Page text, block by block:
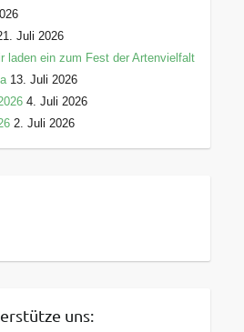
Juli 2026
laden ein zum Fest der Artenvielfalt
13. Juli 2026
4. Juli 2026
2. Juli 2026
uns: